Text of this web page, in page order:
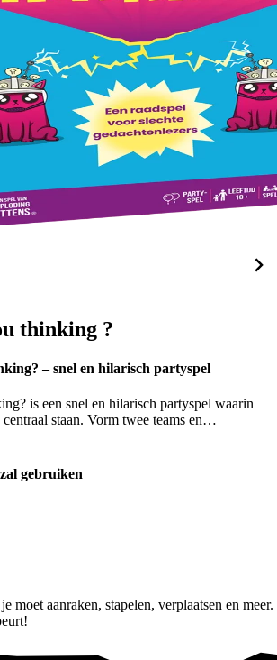
thinking ?
– snel en hilarisch partyspel
is een snel en hilarisch partyspel waarin
staan. Vorm twee teams en…
gebruiken
moet aanraken, stapelen, verplaatsen en meer.